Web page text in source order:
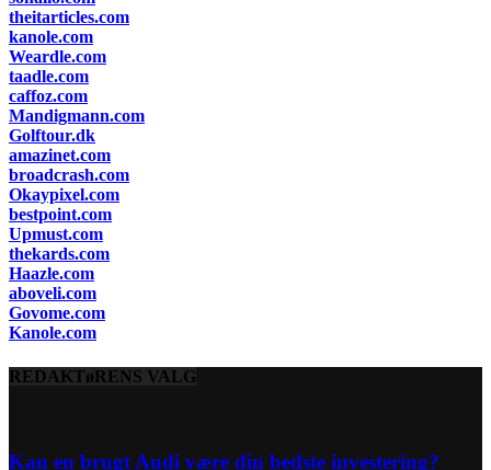
theitarticles.com
kanole.com
Weardle.com
taadle.com
caffoz.com
Mandigmann.com
Golftour.dk
amazinet.com
broadcrash.com
Okaypixel.com
bestpoint.com
Upmust.com
thekards.com
Haazle.com
aboveli.com
Govome.com
Kanole.com
REDAKTøRENS VALG
Kan en brugt Audi være din bedste investering?